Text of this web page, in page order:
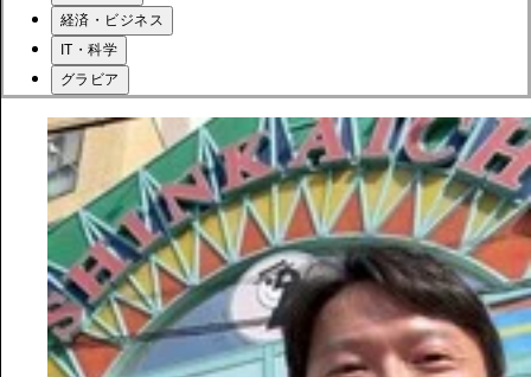
経済・ビジネス
IT・科学
グラビア